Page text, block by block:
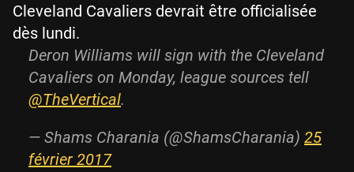
Cleveland Cavaliers devrait être officialisée
dès lundi.
Deron Williams will sign with the Cleveland
Cavaliers on Monday, league sources tell
@TheVertical.
— Shams Charania (@ShamsCharania) 25
février 2017